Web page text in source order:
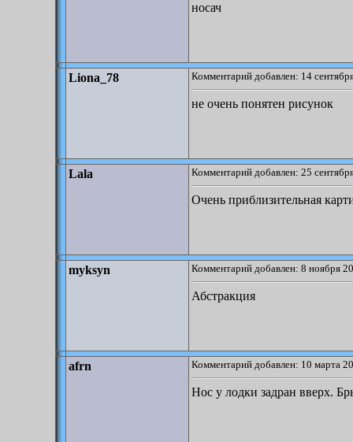
носач
Liona_78 Комментарий добавлен: 14
не очень понятен рисунок
Lala Комментарий добавлен: 25
Очень приблизительная
myksyn Комментарий добавлен: 8 ноября
Абстракция
afrn Комментарий добавлен: 10 марта
Нос у лодки задран вверх.